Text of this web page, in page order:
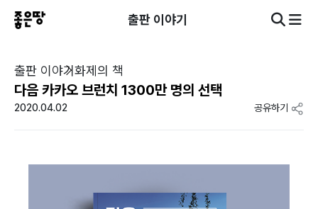
출판 이야기
출판 이야기화제의 책
다음 카카오 브런치 1300만 명의 선택
2020.04.02 공유하기